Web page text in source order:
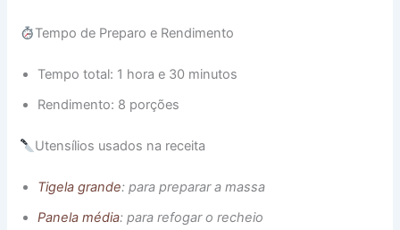
Tempo de Preparo e Rendimento
Tempo total: 1 hora e 30 minutos
Rendimento: 8 porções
Utensílios usados na receita
Tigela grande: para preparar a massa
Panela média: para refogar o recheio